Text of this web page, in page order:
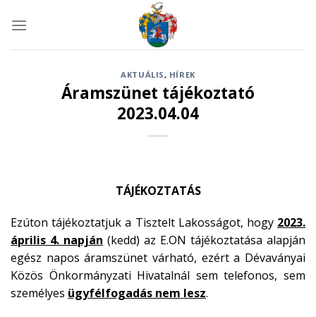
AKTUÁLIS, HÍREK
Áramszünet tájékoztató
2023.04.04
TÁJÉKOZTATÁS
Ezúton tájékoztatjuk a Tisztelt Lakosságot, hogy 2023.
április 4. napján (kedd) az E.ON tájékoztatása alapján
egész napos áramszünet várható, ezért a Dévaványai
Közös Önkormányzati Hivatalnál sem telefonos, sem
személyes ügyfélfogadás nem lesz.